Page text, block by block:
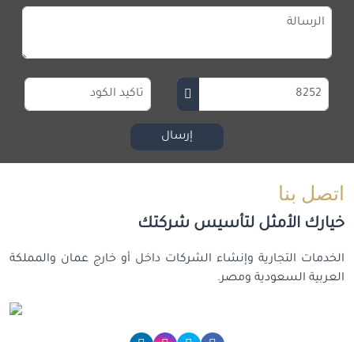
اتصل بنا
خيارك الأمثل لتأسيس شركتك
الخدمات التجارية وإنشاء الشركات داخل أو خارج عمان والمملكة
العربية السعودية ومصر.
إرسال